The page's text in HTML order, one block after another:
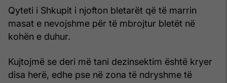
Qyteti i Shkupit i njofton bletarët që të marrin
masat e nevojshme për të mbrojtur bletët në
kohën e duhur.
Kujtojmë se deri më tani dezinsektim është kryer
disa herë, edhe pse në zona të ndryshme të